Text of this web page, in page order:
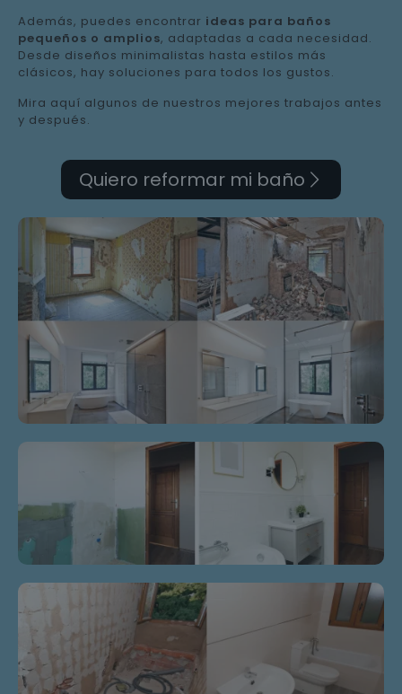
Además, puedes encontrar ideas para baños
pequeños o amplios, adaptadas a cada necesidad.
Desde diseños minimalistas hasta estilos más
clásicos, hay soluciones para todos los gustos.
Mira aquí algunos de nuestros mejores trabajos antes
y después.
Quiero reformar mi baño